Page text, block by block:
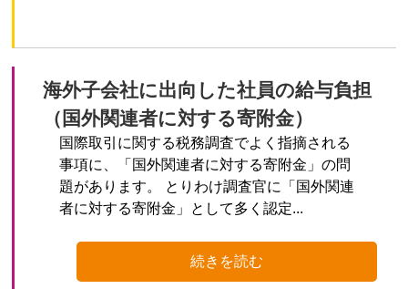
海外子会社に出向した社員の給与負担
（国外関連者に対する寄附金）
国際取引に関する税務調査でよく指摘される
事項に、「国外関連者に対する寄附金」の問
題があります。 とりわけ調査官に「国外関連
者に対する寄附金」として多く認定...
続きを読む